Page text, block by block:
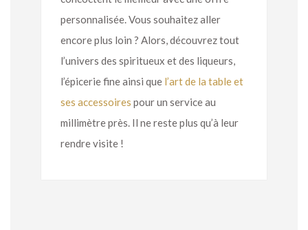
personnalisée. Vous souhaitez aller
encore plus loin ? Alors, découvrez tout
l’univers des spiritueux et des liqueurs,
l’épicerie fine ainsi que l’art de la table et
ses accessoires pour un service au
millimètre près. Il ne reste plus qu’à leur
rendre visite !